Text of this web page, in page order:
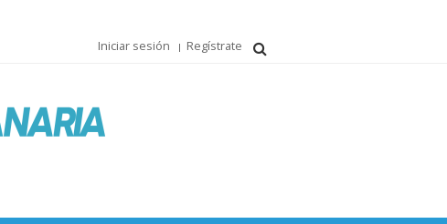
Iniciar sesión Regístrate